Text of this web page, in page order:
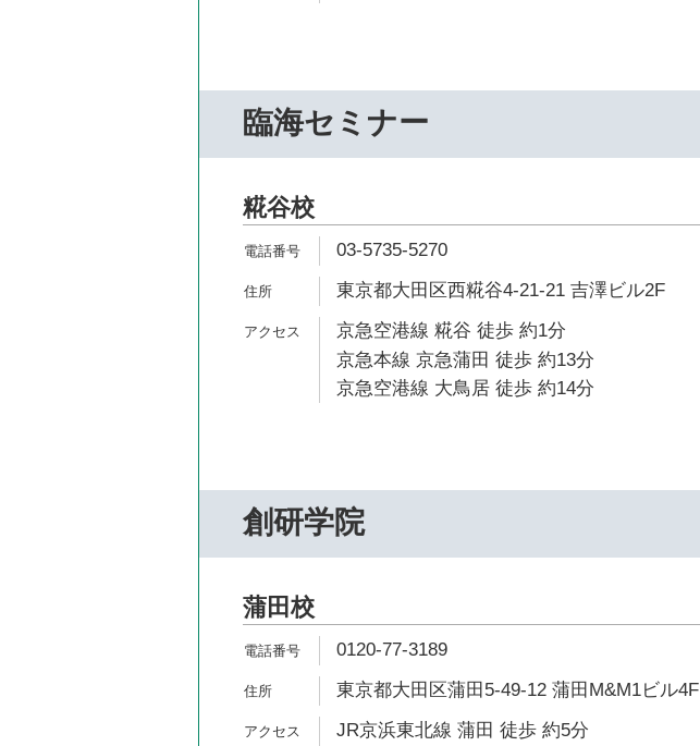
臨海セミナー
糀谷校
03-5735-5270
東京都大田区西糀谷4-21-21 吉澤ビル2F
京急空港線 糀谷 徒歩 約1分
京急本線 京急蒲田 徒歩 約13分
京急空港線 大鳥居 徒歩 約14分
創研学院
蒲田校
0120-77-3189
東京都大田区蒲田5-49-12 蒲田M&M1ビル4F
JR京浜東北線 蒲田 徒歩 約5分